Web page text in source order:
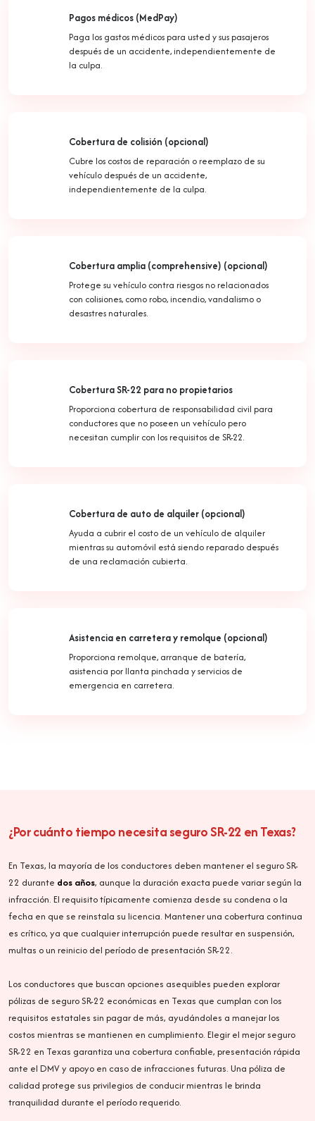
Pagos médicos (MedPay)
Paga los gastos médicos para usted y sus pasajeros
después de un accidente, independientemente de
la culpa.
Cobertura de colisión (opcional)
Cubre los costos de reparación o reemplazo de su
vehículo después de un accidente,
independientemente de la culpa.
Cobertura amplia (comprehensive) (opcional)
Protege su vehículo contra riesgos no relacionados
con colisiones, como robo, incendio, vandalismo o
desastres naturales.
Cobertura SR-22 para no propietarios
Proporciona cobertura de responsabilidad civil para
conductores que no poseen un vehículo pero
necesitan cumplir con los requisitos de SR-22.
Cobertura de auto de alquiler (opcional)
Ayuda a cubrir el costo de un vehículo de alquiler
mientras su automóvil está siendo reparado después
de una reclamación cubierta.
Asistencia en carretera y remolque (opcional)
Proporciona remolque, arranque de batería,
asistencia por llanta pinchada y servicios de
emergencia en carretera.
¿Por cuánto tiempo necesita seguro SR-22 en Texas?
En Texas, la mayoría de los conductores deben mantener el seguro SR-
22 durante dos años, aunque la duración exacta puede variar según la
infracción. El requisito típicamente comienza desde su condena o la
fecha en que se reinstala su licencia. Mantener una cobertura continua
es crítico, ya que cualquier interrupción puede resultar en suspensión,
multas o un reinicio del período de presentación SR-22.
Los conductores que buscan opciones asequibles pueden explorar
pólizas de seguro SR-22 económicas en Texas que cumplan con los
requisitos estatales sin pagar de más, ayudándoles a manejar los
costos mientras se mantienen en cumplimiento. Elegir el mejor seguro
SR-22 en Texas garantiza una cobertura confiable, presentación rápida
ante el DMV y apoyo en caso de infracciones futuras. Una póliza de
calidad protege sus privilegios de conducir mientras le brinda
tranquilidad durante el período requerido.